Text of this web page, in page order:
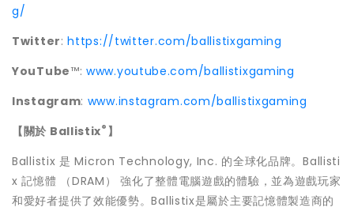
g/
Twitter: https://twitter.com/ballistixgaming
YouTube™: www.youtube.com/ballistixgaming
Instagram: www.instagram.com/ballistixgaming
【關於 Ballistix® 】
Ballistix 是 Micron Technology, Inc. 的全球化品牌。Ballisti
x 記憶體 （DRAM） 強化了整體電腦遊戲的體驗，並為遊戲玩家
和愛好者提供了效能優勢。Ballistix是屬於主要記憶體製造商的